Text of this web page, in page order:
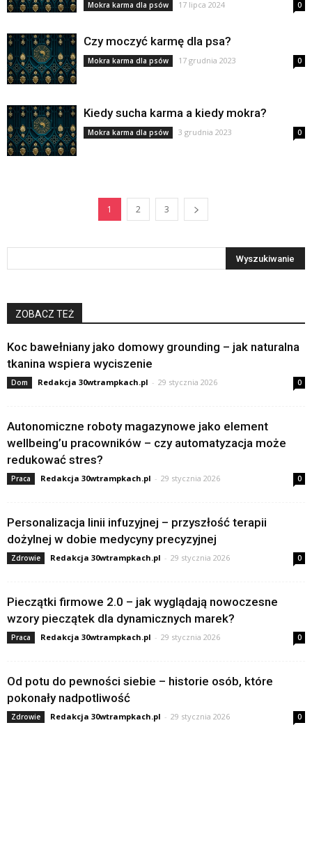
Mokra karma dla psów 17 lipca 2024 0
Czy moczyć karmę dla psa?
Mokra karma dla psów 17 grudnia 2023 0
Kiedy sucha karma a kiedy mokra?
Mokra karma dla psów 3 grudnia 2023 0
1 2 3
ZOBACZ TEŻ
Koc bawełniany jako domowy grounding – jak naturalna
tkanina wspiera wyciszenie
Dom Redakcja 30wtrampkach.pl - 29 stycznia 2026 0
Autonomiczne roboty magazynowe jako element
wellbeing’u pracowników – czy automatyzacja może
redukować stres?
Praca Redakcja 30wtrampkach.pl - 29 stycznia 2026 0
Personalizacja linii infuzyjnej – przyszłość terapii
dożylnej w dobie medycyny precyzyjnej
Zdrowie Redakcja 30wtrampkach.pl - 29 stycznia 2026 0
Pieczątki firmowe 2.0 – jak wyglądają nowoczesne
wzory pieczątek dla dynamicznych marek?
Praca Redakcja 30wtrampkach.pl - 29 stycznia 2026 0
Od potu do pewności siebie – historie osób, które
pokonały nadpotliwość
Zdrowie Redakcja 30wtrampkach.pl - 29 stycznia 2026 0